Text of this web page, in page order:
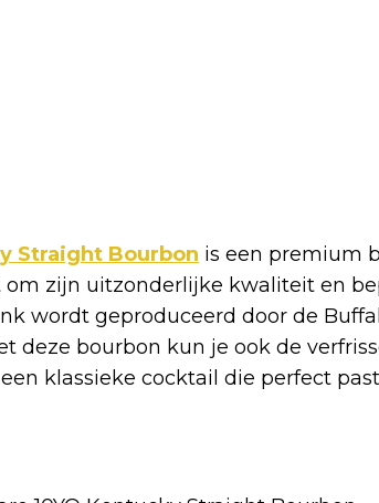
Straight Bourbon is een premium
zijn uitzonderlijke kwaliteit en
wordt geproduceerd door de
deze bourbon kun je ook de
klassieke cocktail die perfect